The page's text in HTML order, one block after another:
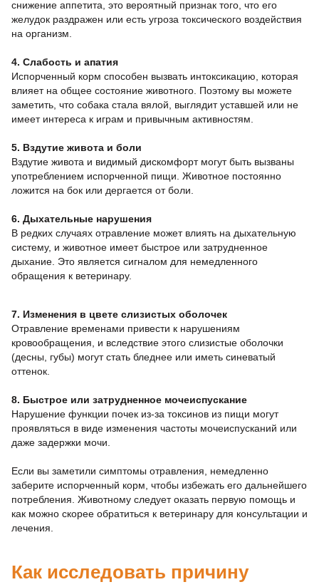
снижение аппетита, это вероятный признак того, что его
желудок раздражен или есть угроза токсического воздействия
на организм.
4. Слабость и апатия
Испорченный корм способен вызвать интоксикацию, которая
влияет на общее состояние животного. Поэтому вы можете
заметить, что собака стала вялой, выглядит уставшей или не
имеет интереса к играм и привычным активностям.
5. Вздутие живота и боли
Вздутие живота и видимый дискомфорт могут быть вызваны
употреблением испорченной пищи. Животное постоянно
ложится на бок или дергается от боли.
6. Дыхательные нарушения
В редких случаях отравление может влиять на дыхательную
систему, и животное имеет быстрое или затрудненное
дыхание. Это является сигналом для немедленного
обращения к ветеринару.
7. Изменения в цвете слизистых оболочек
Отравление временами привести к нарушениям
кровообращения, и вследствие этого слизистые оболочки
(десны, губы) могут стать бледнее или иметь синеватый
оттенок.
8. Быстрое или затрудненное мочеиспускание
Нарушение функции почек из-за токсинов из пищи могут
проявляться в виде изменения частоты мочеиспусканий или
даже задержки мочи.
Если вы заметили симптомы отравления, немедленно
заберите испорченный корм, чтобы избежать его дальнейшего
потребления. Животному следует оказать первую помощь и
как можно скорее обратиться к ветеринару для консультации и
лечения.
Как исследовать причину